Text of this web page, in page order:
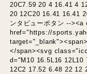
20C7.59 20 4 16.41 4
20 12C20 16.41 16.41
ンタビューボタン --
href="https://
</span><svg
d="M10 16.5L16 12L10
12C2 17.52 6.48 22 12